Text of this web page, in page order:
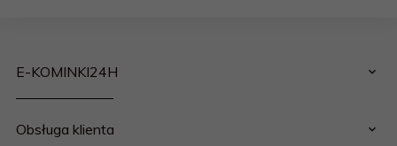
Obsługa klienta
E-KOMINKI24H